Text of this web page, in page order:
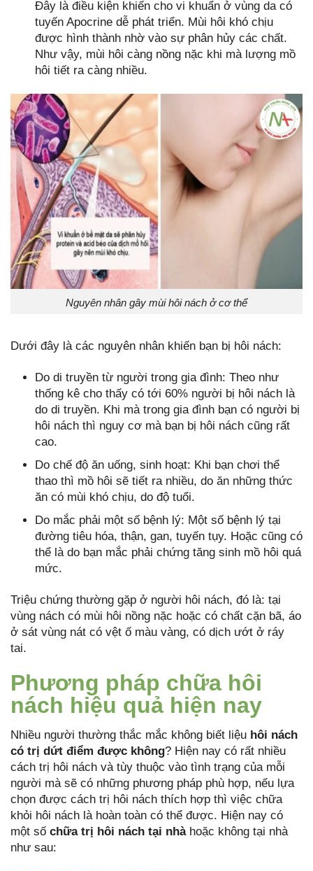
Đây là điều kiện khiến cho vi khuẩn ở vùng da có
tuyến Apocrine dễ phát triển. Mùi hôi khó chịu
được hình thành nhờ vào sự phân hủy các chất.
Như vậy, mùi hôi càng nồng nặc khi mà lượng mồ
hôi tiết ra càng nhiều.
Nguyên nhân gây mùi hôi nách ở cơ thể
Dưới đây là các nguyên nhân khiến bạn bị hôi nách:
Do di truyền từ người trong gia đình: Theo như
thống kê cho thấy có tới 60% người bị hôi nách là
do di truyền. Khi mà trong gia đình bạn có người bị
hôi nách thì nguy cơ mà bạn bị hôi nách cũng rất
cao.
Do chế độ ăn uống, sinh hoạt: Khi bạn chơi thể
thao thì mồ hôi sẽ tiết ra nhiều, do ăn những thức
ăn có mùi khó chịu, do độ tuổi.
Do mắc phải một số bệnh lý: Một số bệnh lý tại
đường tiêu hóa, thận, gan, tuyến tụy. Hoặc cũng có
thể là do bạn mắc phải chứng tăng sinh mồ hôi quá
mức.
Triệu chứng thường gặp ở người hôi nách, đó là: tại
vùng nách có mùi hôi nồng nặc hoặc có chất cặn bã, áo
ở sát vùng nát có vệt ố màu vàng, có dịch ướt ở ráy
tai.
Phương pháp chữa hôi
nách hiệu quả hiện nay
Nhiều người thường thắc mắc không biết liệu hôi nách
có trị dứt điểm được không? Hiện nay có rất nhiều
cách trị hôi nách và tùy thuộc vào tình trạng của mỗi
người mà sẽ có những phương pháp phù hợp, nếu lựa
chọn được cách trị hôi nách thích hợp thì việc chữa
khỏi hôi nách là hoàn toàn có thể được. Hiện nay có
một số chữa trị hôi nách tại nhàhoặc không tại nhà
như sau: